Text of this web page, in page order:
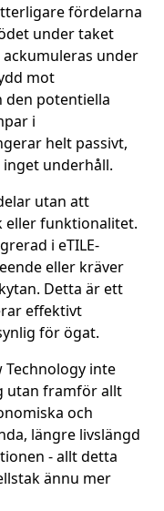
fördelarna
under taket
under
mot
den potentiella
i
helt passivt,
underhåll.
utan att
eller funktionalitet.
i eTILE-
eller kräver
Detta är ett
effektivt
för ögat.
Technology inte
utan framför allt
och
längre livslängd
- allt detta
ännu mer